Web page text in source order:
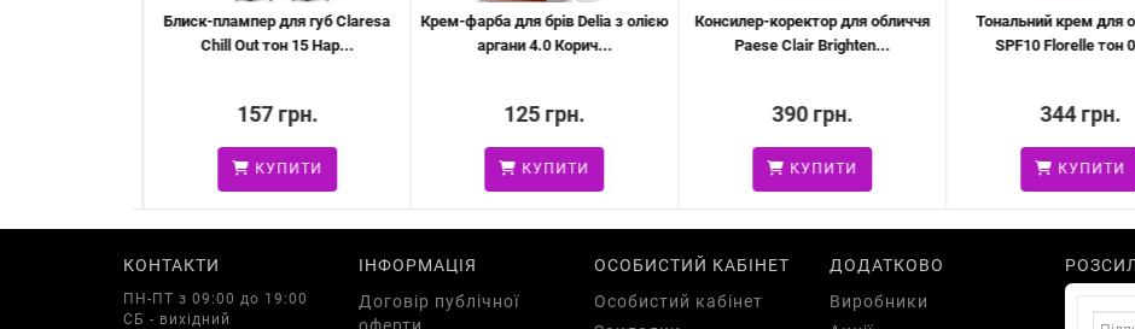
Блиск-плампер для губ Claresa
Chill Out тон 15 Hap...
157 грн.
КУПИТИ
Крем-фарба для брів Delia з олією
аргани 4.0 Корич...
125 грн.
КУПИТИ
Консилер-коректор для обличчя
Paese Clair Brighten...
390 грн.
КУПИТИ
Тональний крем для
SPF10 Florelle тон
344 грн.
КУПИТИ
КОНТАКТИ
ПН-ПТ з 09:00 до 19:00
СБ - вихідний
ІНФОРМАЦІЯ
Договір публічної
оферти
ОСОБИСТИЙ КАБІНЕТ
Особистий кабінет
ДОДАТКОВО
Виробники